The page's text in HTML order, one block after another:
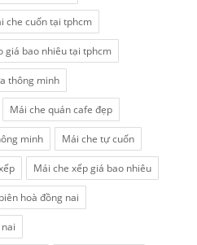
che cuốn tại tphcm
giá bao nhiêu tại tphcm
thông minh
Mái che quán cafe đẹp
minh Mái che tự cuốn
Mái che xếp giá bao nhiêu
hoà đồng nai